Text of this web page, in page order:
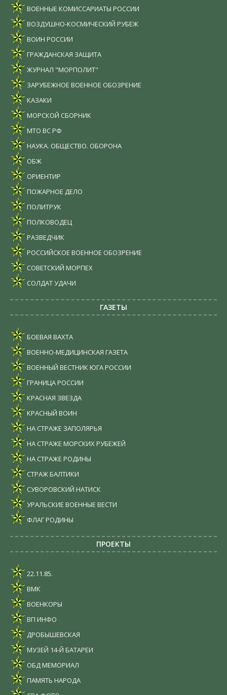
ВОЕННЫЕ КОМИССАРИАТЫ РОССИИ
ВОЗДУШНО-КОСМИЧЕСКИЙ РУБЕЖ
ВОИН РОССИИ
ГРАЖДАНСКАЯ ЗАЩИТА
ЖУРНАЛ "МОРПОЛИТ"
ЗАРУБЕЖНОЕ ВОЕННОЕ ОБОЗРЕНИЕ
КАЗАКИ
МОРСКОЙ СБОРНИК
МТО ВС РФ
НАУКА. ОБЩЕСТВО. ОБОРОНА
ОБЖ
ОРИЕНТИР
ПОЖАРНОЕ ДЕЛО
ПОЛИТРУК
ПОЛКОВОДЕЦ
РАЗВЕДЧИК
РОССИЙСКОЕ ВОЕННОЕ ОБОЗРЕНИЕ
СОВЕТСКИЙ МОРПЕХ
СОЛДАТ УДАЧИ
ГАЗЕТЫ
БОЕВАЯ ВАХТА
ВОЕННО-МЕДИЦИНСКАЯ ГАЗЕТА
ВОЕННЫЙ ВЕСТНИК ЮГА РОССИИ
ГРАНИЦА РОССИИ
КРАСНАЯ ЗВЕЗДА
КРАСНЫЙ ВОИН
НА СТРАЖЕ ЗАПОЛЯРЬЯ
НА СТРАЖЕ МОРСКИХ РУБЕЖЕЙ
НА СТРАЖЕ РОДИНЫ
СТРАЖ БАЛТИКИ
СУВОРОВСКИЙ НАТИСК
УРАЛЬСКИЕ ВОЕННЫЕ ВЕСТИ
ФЛАГ РОДИНЫ
ПРОЕКТЫ
22.11.85.
ВМК
ВОЕНКОРЫ
ВП ИНФО
ДРОБЫШЕВСКАЯ
МУЗЕЙ 14-Й БАТАРЕИ
ОБД МЕМОРИАЛ
ПАМЯТЬ НАРОДА